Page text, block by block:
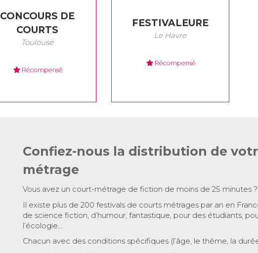
CONCOURS DE
COURTS
Toulouse
Récompensé
FESTIVALEURE
Le Havre
Récompensé
Confiez-nous la distribution de
métrage
Vous avez un court-métrage de fiction de moins de 25 minutes ?
Il existe plus de 200 festivals de courts métrages par an en
de science fiction, d’humour, fantastique, pour des étudiants,
l’écologie…
Chacun avec des conditions spécifiques (l’âge, le thème, la